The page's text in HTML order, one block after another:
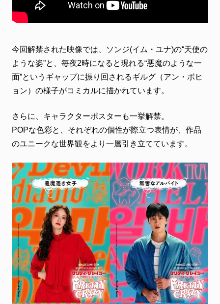
今回解禁された映像では、ソンジ(イム・ユナ)の“天使の
ような姿”と、毎夜2時になると現れる“悪魔のような一
面”というギャップに振り回されるギルグ（アン・ボヒ
ョン）の様子がコミカルに描かれています。
さらに、キャラクターポスターも一挙解禁。
POPな色彩と、それぞれの個性が際立つ表情が、作品
のユニークな世界観をより一層引き立てています。